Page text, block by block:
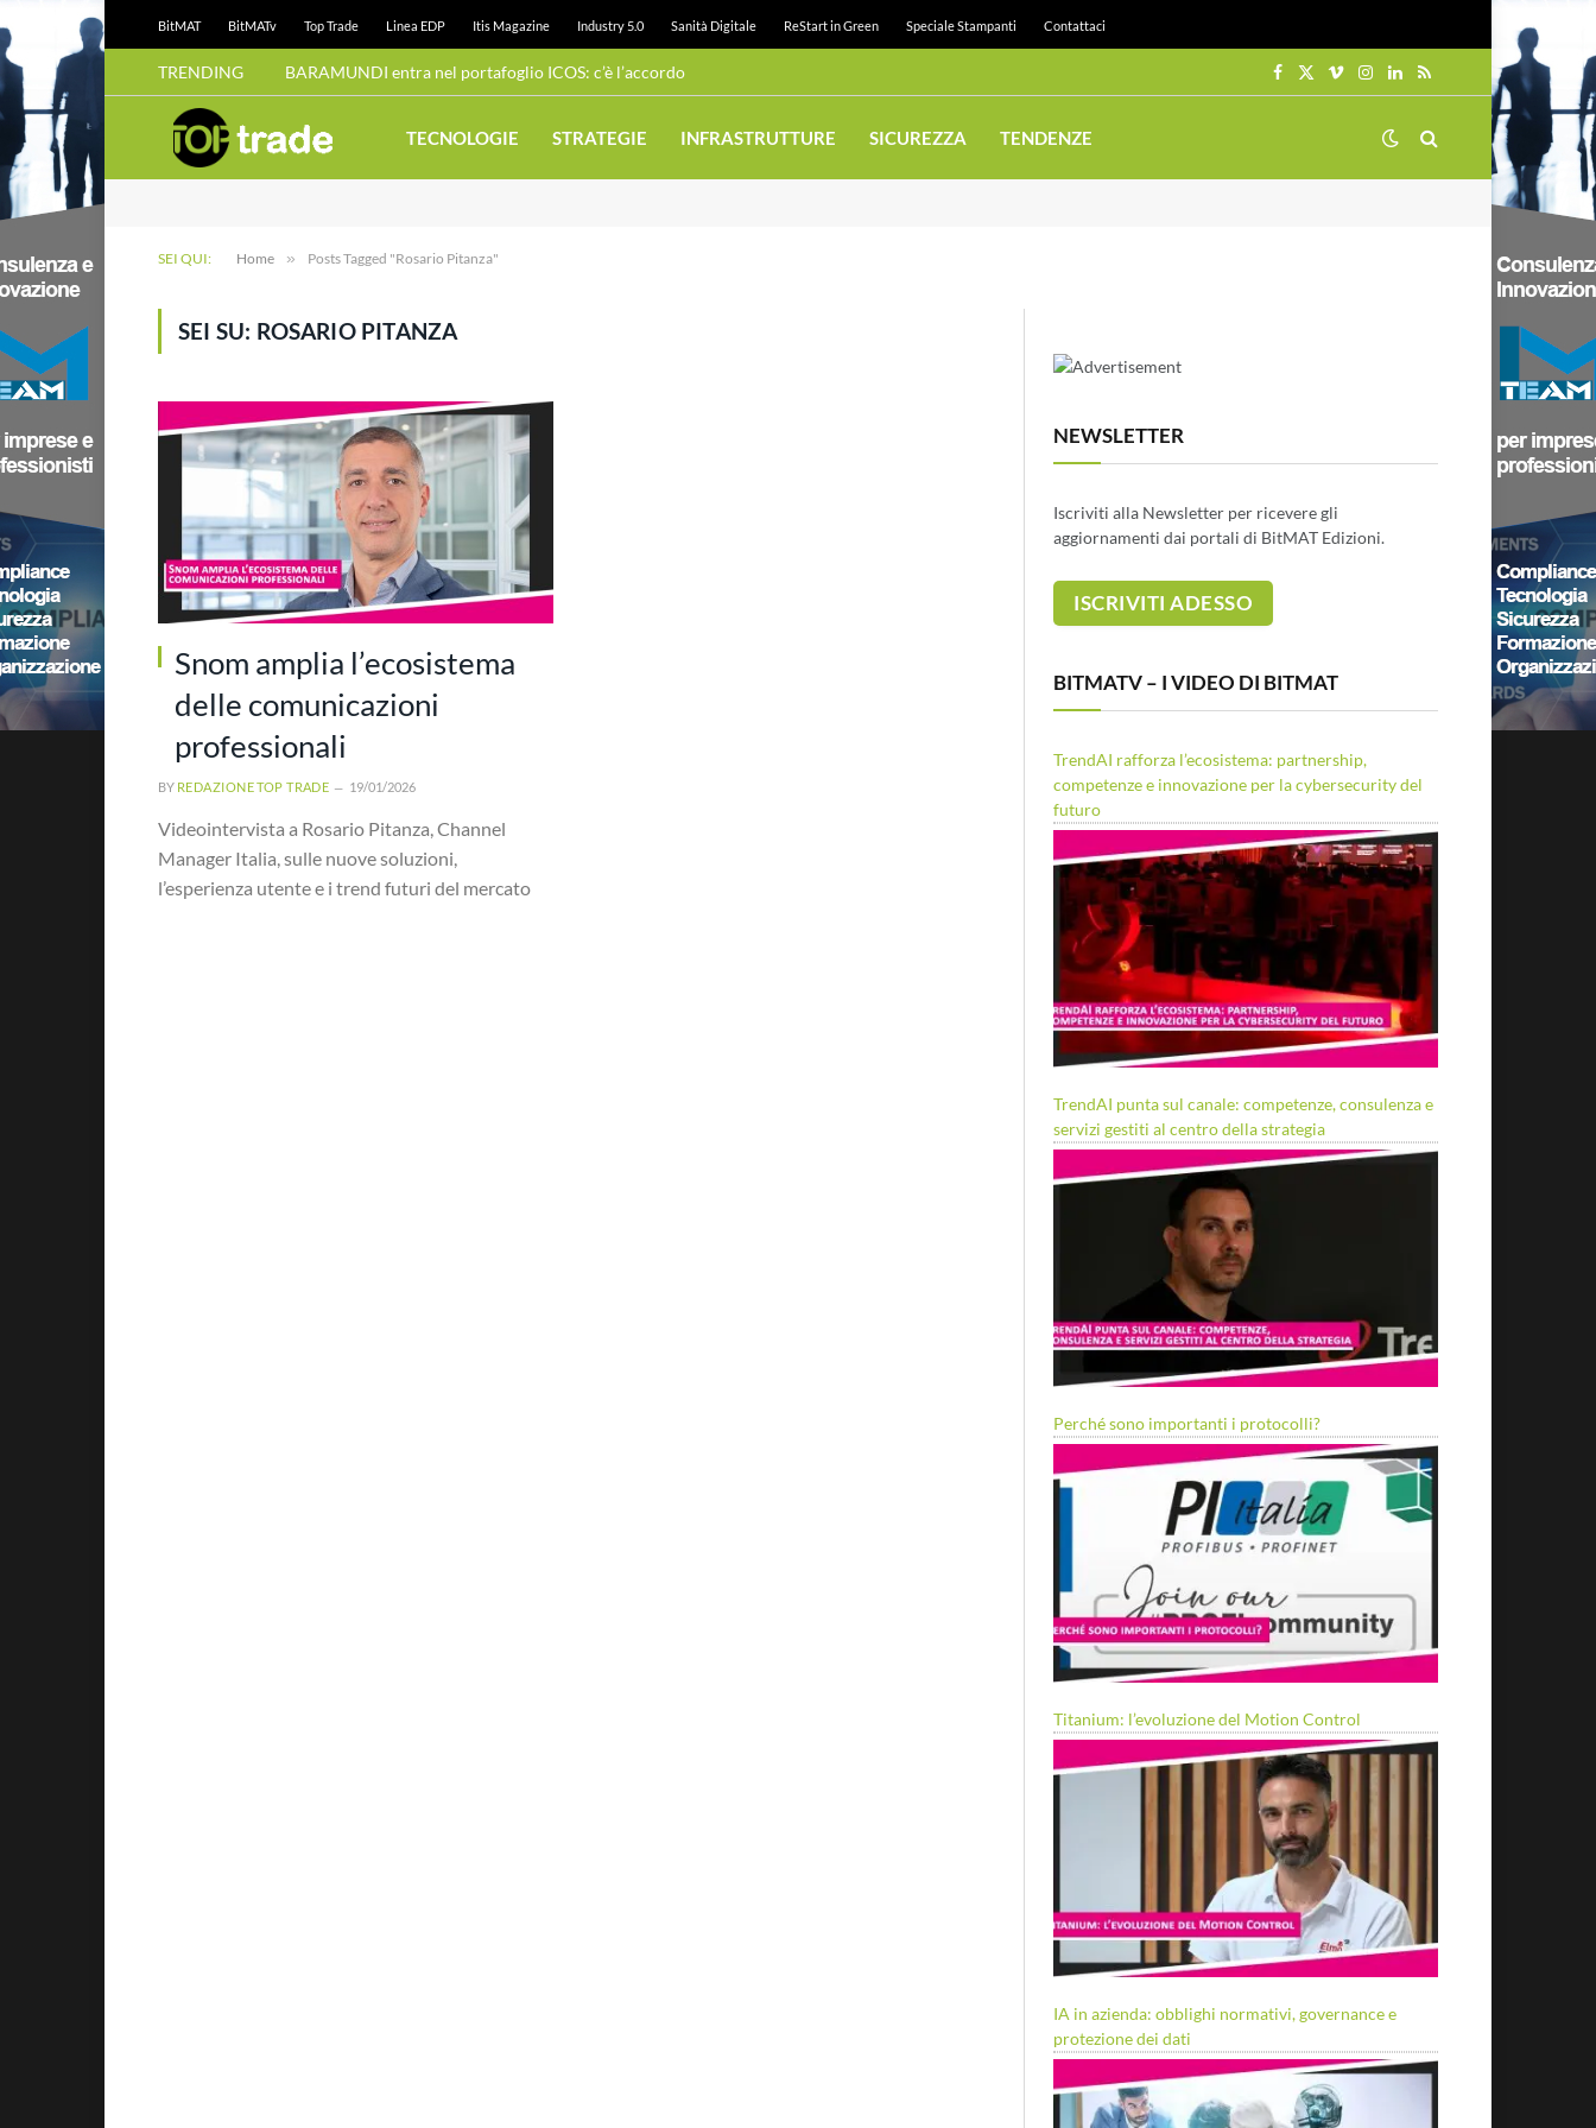
BitMAT BitMATv Top Trade Linea EDP Itis Magazine Industry 5.0 Sanità Digitale ReStart in Green Speciale Stampanti Contattaci
TRENDING BARAMUNDI entra nel portafoglio ICOS: c’è l’accordo
Facebook
X
VimeoInstagram
LinkedIn
RSS
TECNOLOGIE STRATEGIE INFRASTRUTTURE SICUREZZA TENDENZE
SEI QUI: Home » Posts Tagged "Rosario Pitanza"
SEI SU: ROSARIO PITANZA
Snom amplia l’ecosistema
delle comunicazioni
professionali
BY REDAZIONE TOP TRADE 19/01/2026
Videointervista a Rosario Pitanza, Channel
Manager Italia, sulle nuove soluzioni,
l’esperienza utente e i trend futuri del mercato
NEWSLETTER
Iscriviti alla Newsletter per ricevere gli
aggiornamenti dai portali di BitMAT Edizioni.
BITMATV – I VIDEO DI BITMAT
TrendAI rafforza l’ecosistema: partnership,
competenze e innovazione per la cybersecurity del
futuro
TrendAI punta sul canale: competenze, consulenza e
servizi gestiti al centro della strategia
Perché sono importanti i protocolli?
Titanium: l’evoluzione del Motion Control
IA in azienda: obblighi normativi, governance e
protezione dei dati